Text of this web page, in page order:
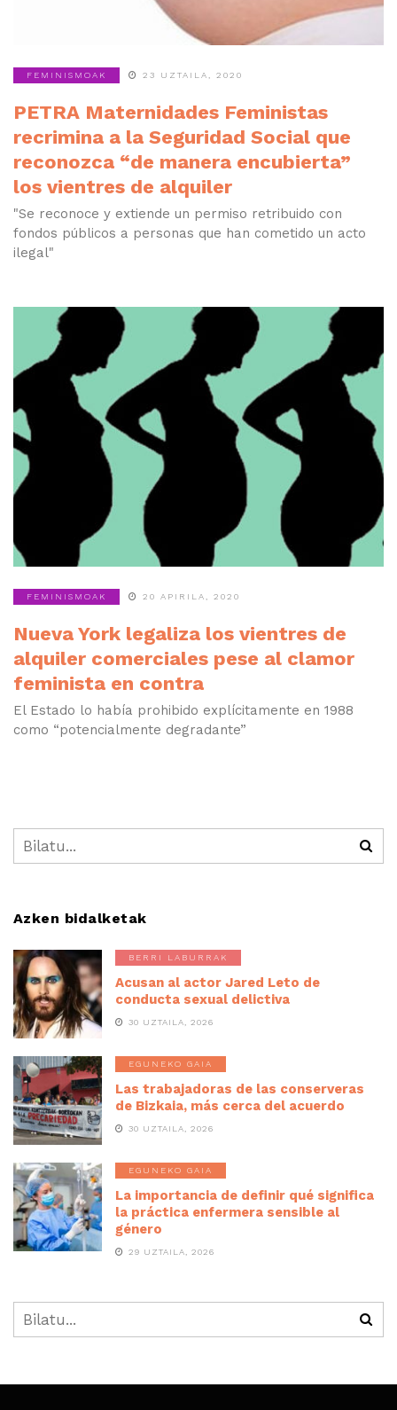
FEMINISMOAK 23 UZTAILA, 2020
PETRA Maternidades Feministas
recrimina a la Seguridad Social que
reconozca “de manera encubierta”
los vientres de alquiler
"Se reconoce y extiende un permiso retribuido con
fondos públicos a personas que han cometido un acto
ilegal"
FEMINISMOAK 20 APIRILA, 2020
Nueva York legaliza los vientres de
alquiler comerciales pese al clamor
feminista en contra
El Estado lo había prohibido explícitamente en 1988
como “potencialmente degradante”
Azken bidalketak
BERRI LABURRAK
Acusan al actor Jared Leto de
conducta sexual delictiva
30 UZTAILA, 2026
EGUNEKO GAIA
Las trabajadoras de las conserveras
de Bizkaia, más cerca del acuerdo
30 UZTAILA, 2026
EGUNEKO GAIA
La importancia de definir qué significa
la práctica enfermera sensible al
género
29 UZTAILA, 2026